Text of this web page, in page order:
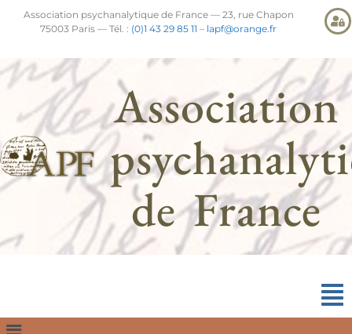
Association psychanalytique de France — 23, rue Chapon
75003 Paris — Tél. : (0)1 43 29 85 11 – lapf@orange.fr
Association
de France